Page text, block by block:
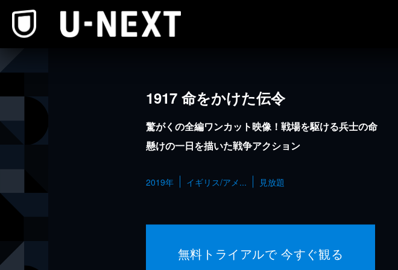
1917 命をかけた伝令
驚がくの全編ワンカット映像！戦場を駆ける兵士の命
懸けの一日を描いた戦争アクション
2019年 イギリス/アメ... 見放題
無料トライアルで 今すぐ観る